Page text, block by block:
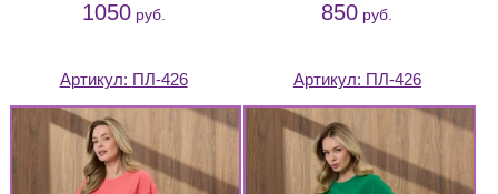
1050руб. 850 руб.
Артикул: ПЛ-426 Артикул: ПЛ-426